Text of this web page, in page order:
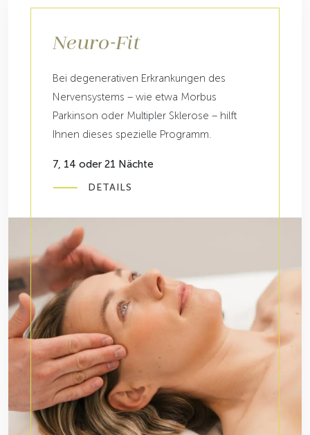
Neuro-Fit
Bei degenerativen Erkrankungen des
Nervensystems – wie etwa Morbus
Parkinson oder Multipler Sklerose – hilft
Ihnen dieses spezielle Programm.
7, 14 oder 21 Nächte
DETAILS